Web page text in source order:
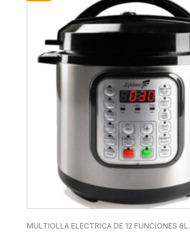
MULTIOLLA ELECTRICA DE 12 FUNCIONES 6L.